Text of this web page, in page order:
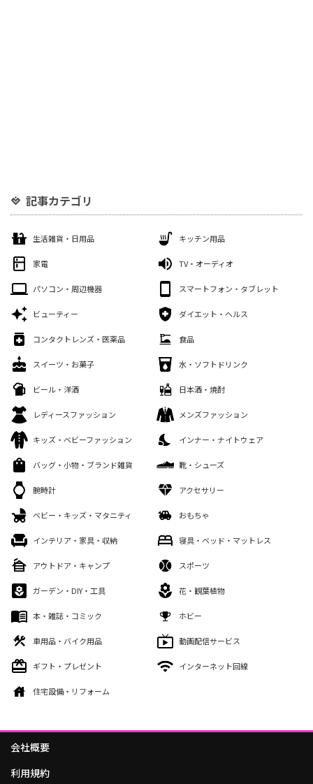
記事カテゴリ
生活雑貨・日用品 キッチン用品
家電 TV・オーディオ
パソコン・周辺機器 スマートフォン・タブレット
ビューティー ダイエット・ヘルス
コンタクトレンズ・医薬品 食品
スイーツ・お菓子 水・ソフトドリンク
ビール・洋酒 日本酒・焼酎
レディースファッション メンズファッション
キッズ・ベビーファッション インナー・ナイトウェア
バッグ・小物・ブランド雑貨 靴・シューズ
腕時計 アクセサリー
ベビー・キッズ・マタニティ おもちゃ
インテリア・家具・収納 寝具・ベッド・マットレス
アウトドア・キャンプ スポーツ
ガーデン・DIY・工具 花・観葉植物
本・雑誌・コミック ホビー
車用品・バイク用品 動画配信サービス
ギフト・プレゼント インターネット回線
住宅設備・リフォーム
会社概要
利用規約